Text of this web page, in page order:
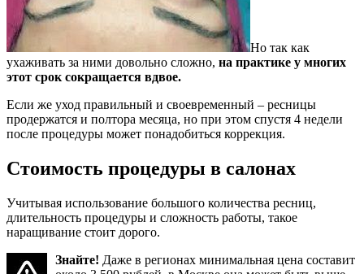
Но так как
ухаживать за ними довольно сложно, на практике у многих
этот срок сокращается вдвое.
Если же уход правильный и своевременный – ресницы
продержатся и полтора месяца, но при этом спустя 4 недели
после процедуры может понадобиться коррекция.
Стоимость процедуры в салонах
Учитывая использование большого количества ресниц,
длительность процедуры и сложность работы, такое
наращивание стоит дорого.
Знайте! Даже в регионах минимальная цена составит